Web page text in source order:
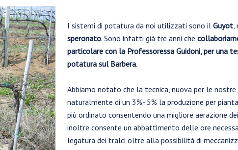
I sistemi di potatura da noi utilizzati sono il Guyot,
speronato. Sono infatti già tre anni che
particolare con la Professoressa Guidoni, per una
potatura sul Barbera.
Abbiamo notato che la tecnica, nuova per le
naturalmente di un 3%- 5% la produzione per
più ordinato consentendo una migliore aerazione
inoltre consente un abbattimento delle ore
legatura dei tralci oltre alla possibilità di